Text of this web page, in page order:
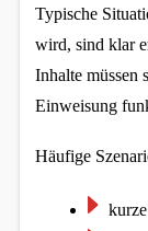
Typische
wird, sind klar
Inhalte müssen
Einweisung
Häufige
Vimeo